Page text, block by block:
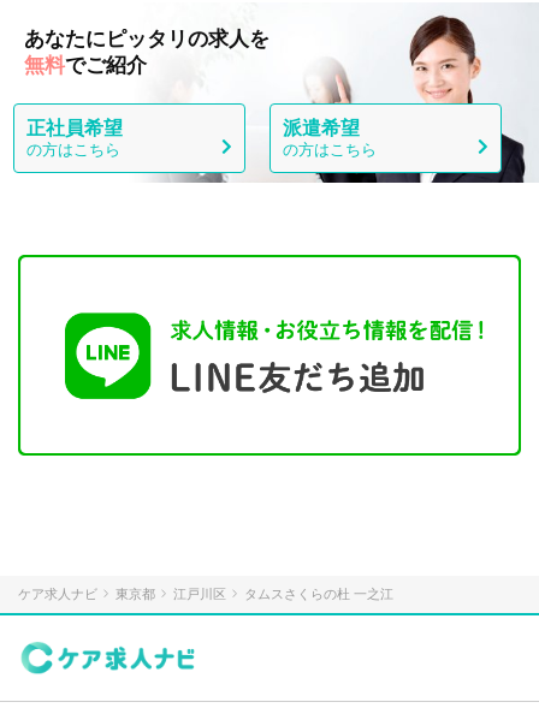
あなたにピッタリの求人を
無料でご紹介
正社員希望
の方はこちら
派遣希望
の方はこちら
ケア求人ナビ 東京都 江戸川区 タムスさくらの杜 一之江